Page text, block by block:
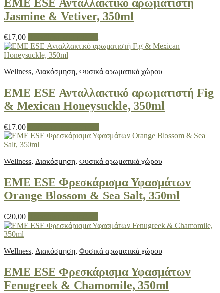
EME ESE Ανταλλακτικό αρωματιστή
Jasmine & Vetiver, 350ml
€17,00
Wellness, Διακόσμηση, Φυσικά αρωματικά χώρου
EME ESE Ανταλλακτικό αρωματιστή Fig
& Mexican Honeysuckle, 350ml
€17,00
Wellness, Διακόσμηση, Φυσικά αρωματικά χώρου
EME ESE Φρεσκάρισμα Υφασμάτων
Orange Blossom & Sea Salt, 350ml
€20,00
Wellness, Διακόσμηση, Φυσικά αρωματικά χώρου
EME ESE Φρεσκάρισμα Υφασμάτων
Fenugreek & Chamomile, 350ml